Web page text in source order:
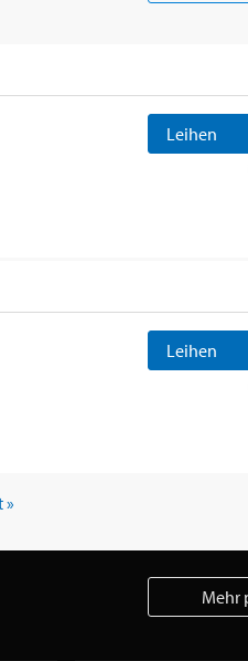
Leihen
Leihen
»
Mehr